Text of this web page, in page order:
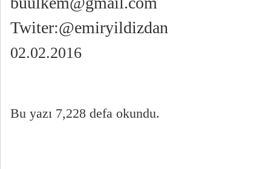
Twiter:@emiryildizdan
02.02.2016
Bu yazı 7,228 defa okundu.